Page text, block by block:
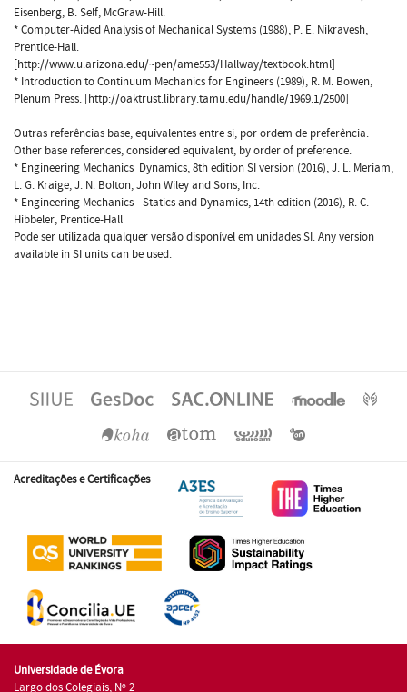
Eisenberg, B. Self, McGraw-Hill.
* Computer-Aided Analysis of Mechanical Systems (1988), P. E. Nikravesh,
Prentice-Hall.
[http://www.u.arizona.edu/~pen/ame553/Hallway/textbook.html]
* Introduction to Continuum Mechanics for Engineers (1989), R. M. Bowen,
Plenum Press. [http://oaktrust.library.tamu.edu/handle/1969.1/2500]
Outras referências base, equivalentes entre si, por ordem de preferência.
Other base references, considered equivalent, by order of preference.
* Engineering Mechanics  Dynamics, 8th edition SI version (2016), J. L. Meriam,
L. G. Kraige, J. N. Bolton, John Wiley and Sons, Inc.
* Engineering Mechanics - Statics and Dynamics, 14th edition (2016), R. C.
Hibbeler, Prentice-Hall
Pode ser utilizada qualquer versão disponível em unidades SI. Any version
available in SI units can be used.
Acreditações e Certificações
Universidade de Évora
Largo dos Colegiais, Nº 2